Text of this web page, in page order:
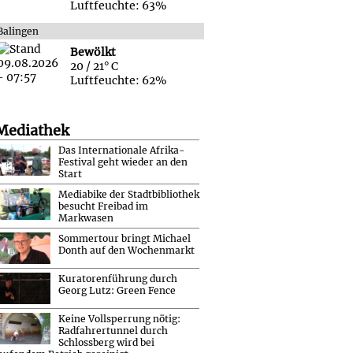
Luftfeuchte: 63%
Bewölkt
20 / 21° C
Luftfeuchte: 62%
Das Internationale Afrika-
Festival geht wieder an den
Start
Mediabike der Stadtbibliothek
besucht Freibad im
Markwasen
Sommertour bringt Michael
Donth auf den Wochenmarkt
Kuratorenführung durch
Georg Lutz: Green Fence
Keine Vollsperrung nötig:
Radfahrertunnel durch
Schlossberg wird bei